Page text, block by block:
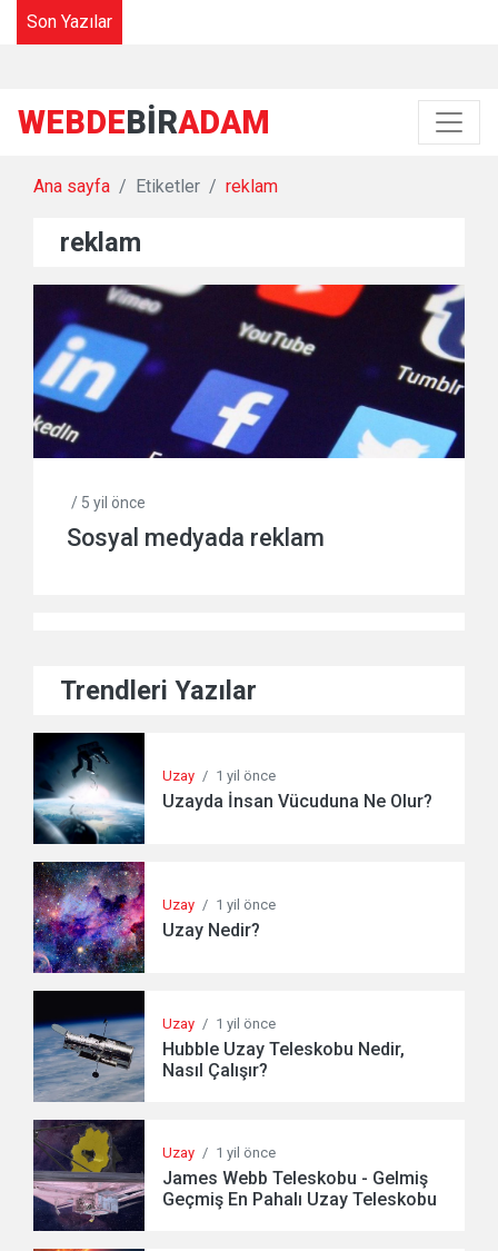
Son Yazılar
WEBDEBIRADAM
Ana sayfa Etiketler reklam
reklam
/ 5 yil önce
Sosyal medyada reklam
Trendleri Yazılar
Uzay / 1 yil önce
Uzayda İnsan Vücuduna Ne Olur?
Uzay / 1 yil önce
Uzay Nedir?
Uzay / 1 yil önce
Hubble Uzay Teleskobu Nedir,
Nasıl Çalışır?
Uzay / 1 yil önce
James Webb Teleskobu - Gelmiş
Geçmiş En Pahalı Uzay Teleskobu